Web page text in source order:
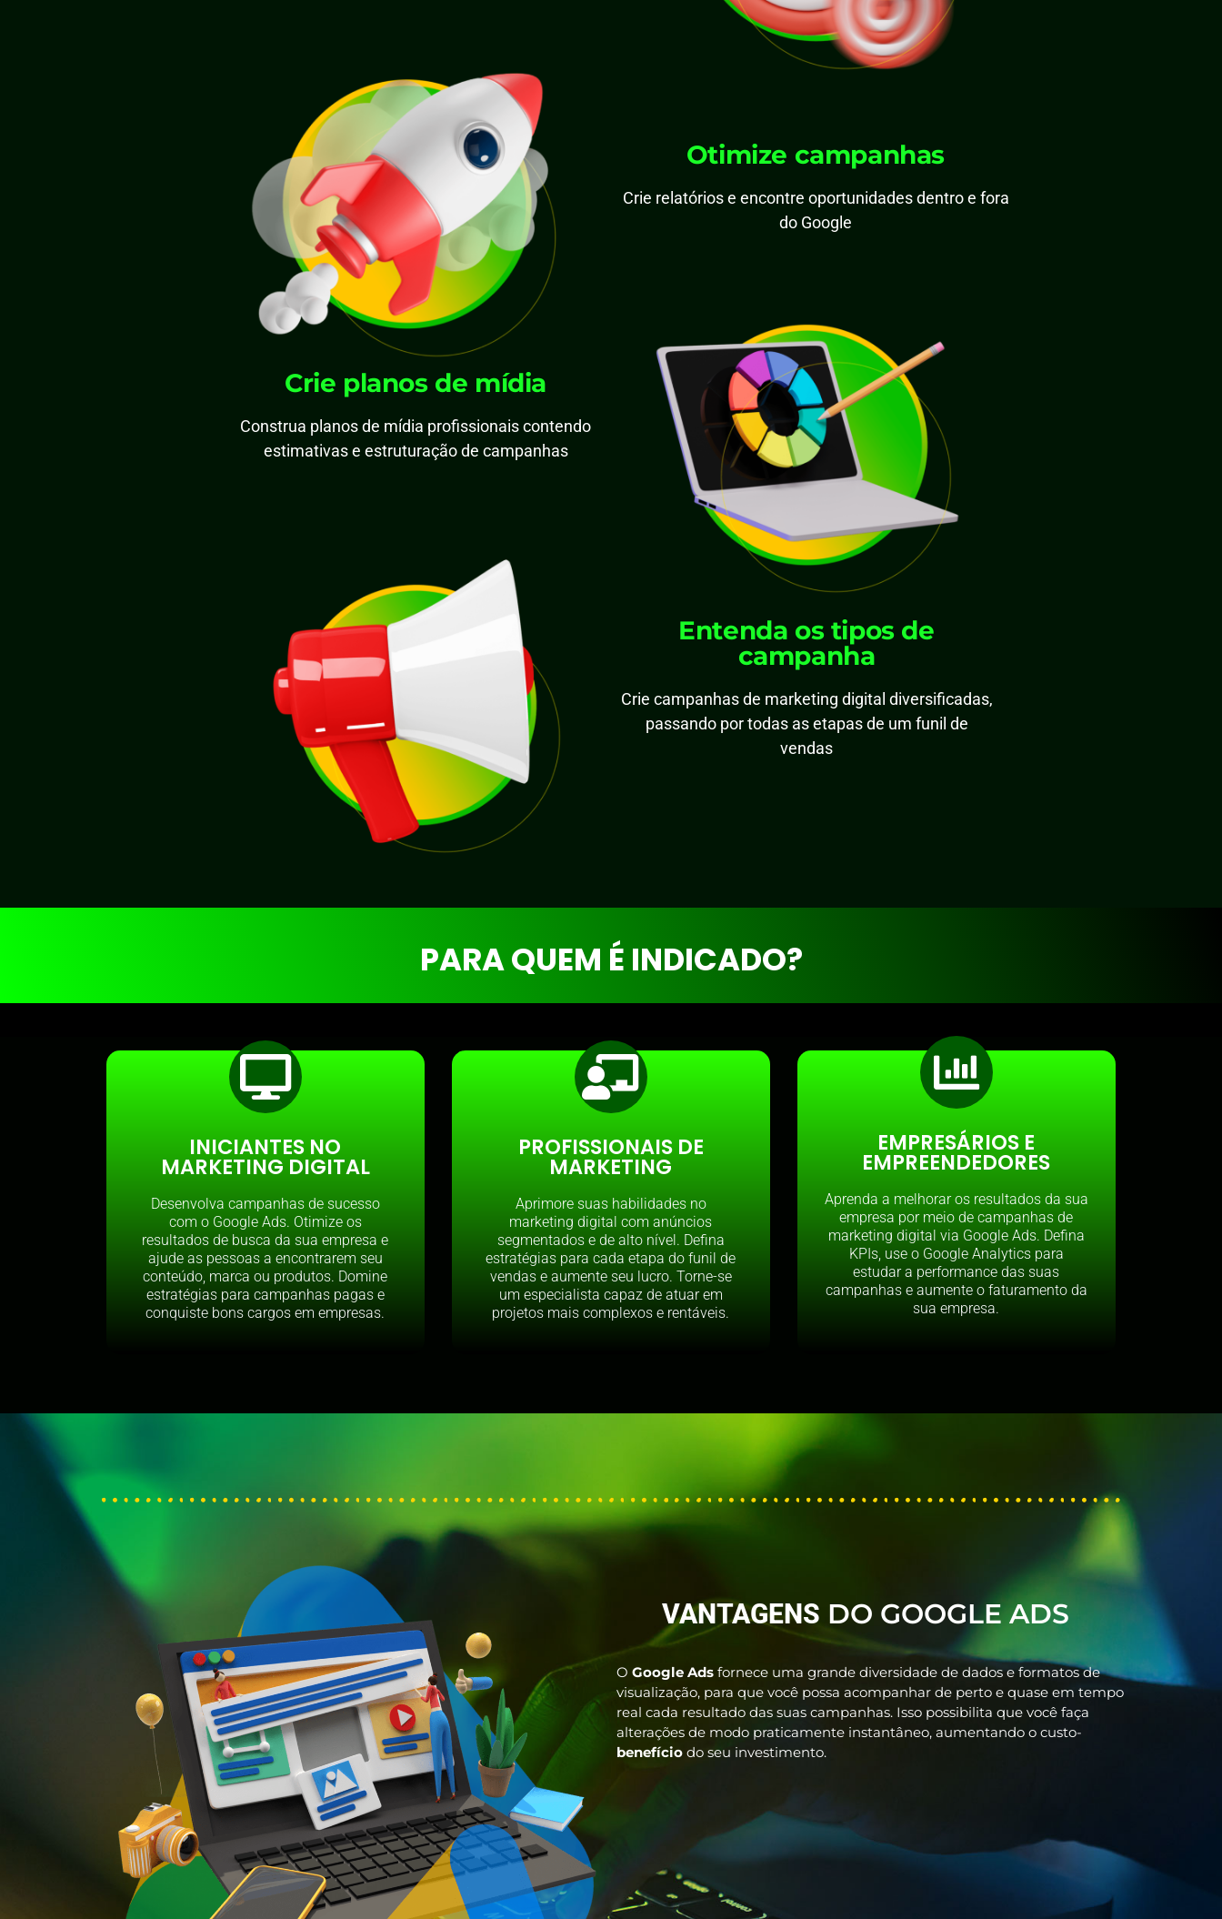
Otimize campanhas
Crie relatórios e encontre oportunidades dentro e fora
do Google
Crie planos de mídia
Construa planos de mídia profissionais contendo
estimativas e estruturação de campanhas
Entenda os tipos de
campanha
Crie campanhas de marketing digital diversificadas,
passando por todas as etapas de um funil de
vendas
PARA QUEM É INDICADO?​
INICIANTES NO
MARKETING DIGITAL
Desenvolva campanhas de sucesso
com o Google Ads. Otimize os
resultados de busca da sua empresa e
ajude as pessoas a encontrarem seu
conteúdo, marca ou produtos. Domine
estratégias para campanhas pagas e
conquiste bons cargos em empresas.
PROFISSIONAIS DE
MARKETING
Aprimore suas habilidades no
marketing digital com anúncios
segmentados e de alto nível. Defina
estratégias para cada etapa do funil de
vendas e aumente seu lucro. Torne-se
um especialista capaz de atuar em
projetos mais complexos e rentáveis.
EMPRESÁRIOS E
EMPREENDEDORES
Aprenda a melhorar os resultados da sua
empresa por meio de campanhas de
marketing digital via Google Ads. Defina
KPIs, use o Google Analytics para
estudar a performance das suas
campanhas e aumente o faturamento da
sua empresa.
VANTAGENS DO GOOGLE ADS
O Google Ads fornece uma grande diversidade de dados e formatos de
visualização, para que você possa acompanhar de perto e quase em tempo
real cada resultado das suas campanhas. Isso possibilita que você faça
alterações de modo praticamente instantâneo, aumentando o custo-
benefício do seu investimento.